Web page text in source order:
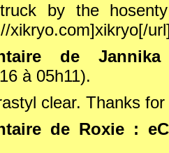
by the
xikryo.com]xikryo[/
de
à 05h11).
clear. Thanks
de Roxie :